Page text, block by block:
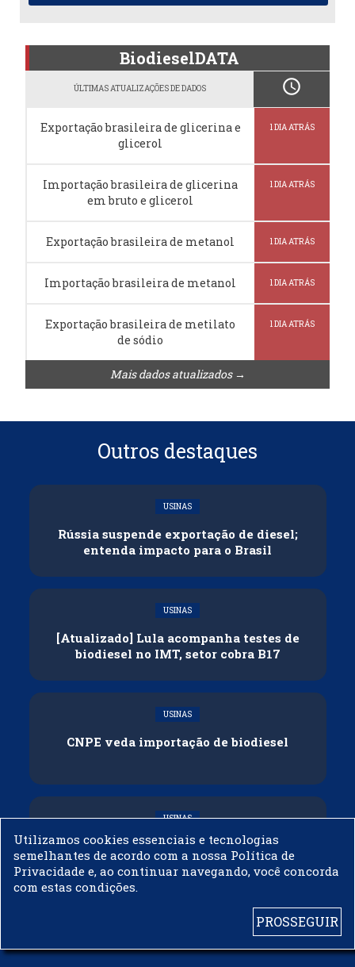
BiodieselDATA
ÚLTIMAS ATUALIZAÇÕES DE DADOS schedule
Exportação brasileira de glicerina e
glicerol
1 DIA ATRÁS
Importação brasileira de glicerina
em bruto e glicerol
1 DIA ATRÁS
Exportação brasileira de metanol 1 DIA ATRÁS
Importação brasileira de metanol 1 DIA ATRÁS
Exportação brasileira de metilato
de sódio
1 DIA ATRÁS
Mais dados atualizados →
Outros destaques
USINAS
Rússia suspende exportação de diesel;
entenda impacto para o Brasil
USINAS
[Atualizado] Lula acompanha testes de
biodiesel no IMT, setor cobra B17
USINAS
CNPE veda importação de biodiesel
USINAS
Acelen Renováveis assina acordo com
Bunge para óleo de soja em projeto na
Bahia
Utilizamos cookies essenciais e tecnologias
semelhantes de acordo com a nossa Política de
Privacidade e, ao continuar navegando, você concorda
com estas condições.
PROSSEGUIR